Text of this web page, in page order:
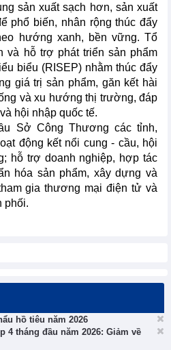
sản xuất sạch hơn, sản xuất
phổ biến, nhân rộng thúc đẩy
hướng xanh, bền vững. Tổ
và hỗ trợ phát triển sản phẩm
biểu (RISEP) nhằm thúc đẩy
giá trị sản phẩm, găn kết hài
và xu hướng thị trường, đáp
hội nhập quốc tế.
Sở Công Thương các tỉnh,
động kết nổi cung - cầu, hội
hỗ trợ doanh nghiệp, hợp tác
hóa sản phẩm, xây dựng và
gia thương mại điện tử và
phối.
hồ tiêu năm 2026
4 tháng đầu năm 2026: Giảm về